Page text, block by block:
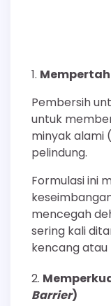
Pembersih
untuk
minyak alami
pelindung.
Formulasi ini
mencegah
sering kali
kencang
Barrier)